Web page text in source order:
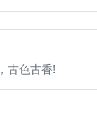
古色古香!